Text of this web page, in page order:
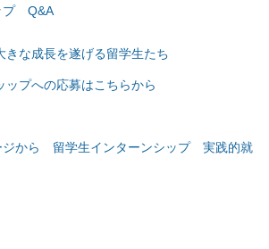
プ Q&A
きな成長を遂げる留学生たち
ップへの応募はこちらから
ジから 留学生インターンシップ 実践的就